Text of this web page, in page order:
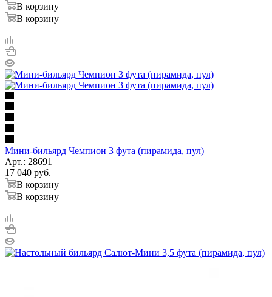
В корзину
В корзину
Мини-бильярд Чемпион 3 фута (пирамида, пул)
Арт.: 28691
17 040 руб.
В корзину
В корзину